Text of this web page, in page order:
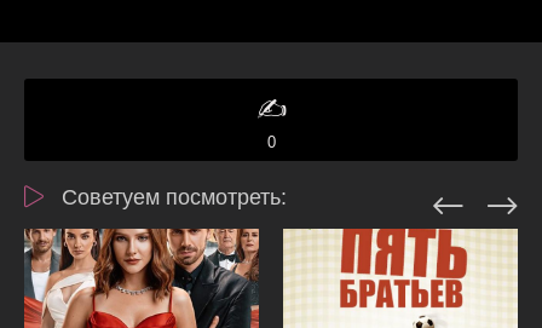
✍️
0
Советуем посмотреть: